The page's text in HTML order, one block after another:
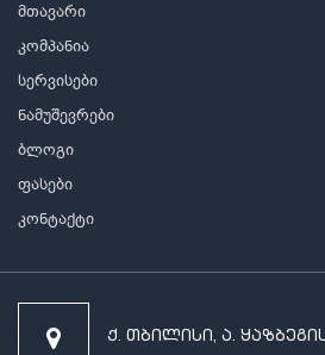
მთავარი
კომპანია
სერვისები
ნამუშევრები
ბლოგი
ფასები
კონტაქტი
ქ. თბილისი, ა.